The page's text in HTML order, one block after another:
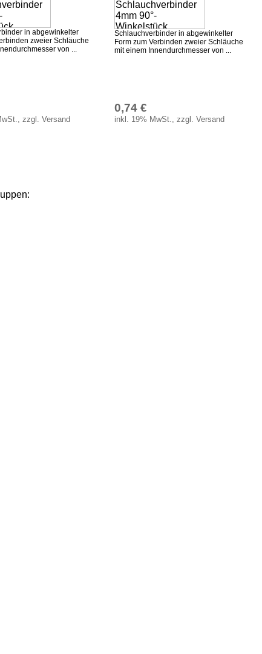
in abgewinkelter
zweier Schläuche
von ...
zzgl. Versand
Schlauchverbinder in abgewinkelter
Form zum Verbinden zweier Schläuche
mit einem Innendurchmesser von ...
0,74 €
inkl. 19% MwSt., zzgl. Versand